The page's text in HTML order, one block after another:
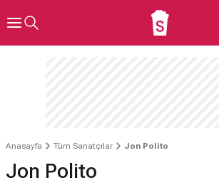
Anasayfa Tüm Sanatçılar Jon Polito
Jon Polito